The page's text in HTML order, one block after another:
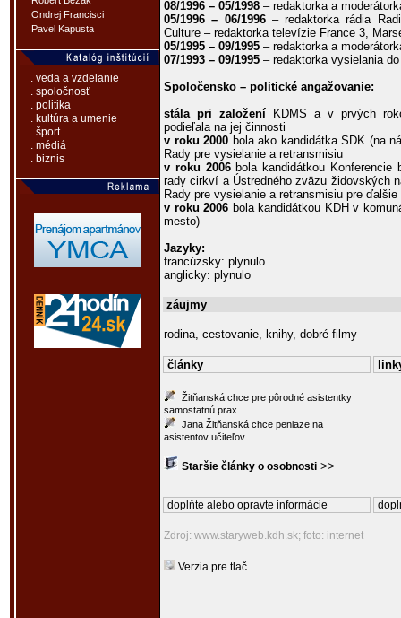
Ondrej Francisci
Pavel Kapusta
. veda a vzdelanie
. spoločnosť
. politika
. kultúra a umenie
. šport
. médiá
. biznis
08/1996 – 05/1998 – redaktorka a
05/1996 – 06/1996– redaktorka rádia
Culture – redaktorka televízie France 3,
05/1995 – 09/1995 – redaktorka a
07/1993 – 09/1995 – redaktorka vysielania
Spoločensko – politické angažovanie:
stála pri založení KDMS a v prvých
podieľala na jej činnosti
v roku 2000 bola ako kandidátka SDK (na
Rady pre vysielanie a retransmisiu
v roku 2006bola kandidátkou Konferencie
rady cirkví a Ústredného zväzu židovských
Rady pre vysielanie a retransmisiu pre
v roku 2006 bola kandidátkou KDH v
mesto)
Jazyky:
francúzsky: plynulo
anglicky: plynulo
záujmy
rodina, cestovanie, knihy, dobré filmy
články
Žitňanská chce pre pôrodné asistentky
samostatnú prax
Jana Žitňanská chce peniaze na
asistentov učiteľov
Staršie články o osobnosti >>
doplňte alebo opravte informácie
Zdroj: www.staryweb.kdh.sk; foto: internet
Verzia pre tlač